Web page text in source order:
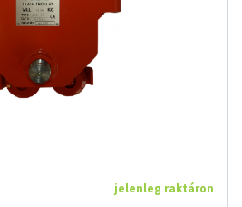
jelenleg raktáron